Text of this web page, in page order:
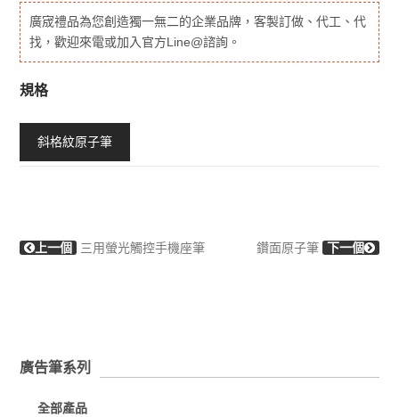
廣宬禮品為您創造獨一無二的企業品牌，客製訂做、代工、代
找，歡迎來電或加入官方Line@諮詢。
規格
斜格紋原子筆
上一個 三用螢光觸控手機座筆 鑽面原子筆 下一個
廣告筆系列
全部產品